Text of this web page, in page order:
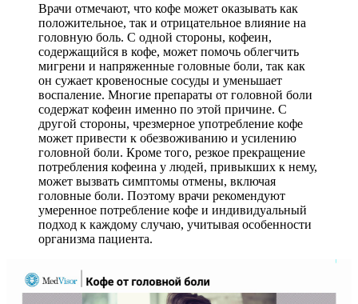
Врачи отмечают, что кофе может оказывать как
положительное, так и отрицательное влияние на
головную боль. С одной стороны, кофеин,
содержащийся в кофе, может помочь облегчить
мигрени и напряженные головные боли, так как
он сужает кровеносные сосуды и уменьшает
воспаление. Многие препараты от головной боли
содержат кофеин именно по этой причине. С
другой стороны, чрезмерное употребление кофе
может привести к обезвоживанию и усилению
головной боли. Кроме того, резкое прекращение
потребления кофеина у людей, привыкших к нему,
может вызвать симптомы отмены, включая
головные боли. Поэтому врачи рекомендуют
умеренное потребление кофе и индивидуальный
подход к каждому случаю, учитывая особенности
организма пациента.